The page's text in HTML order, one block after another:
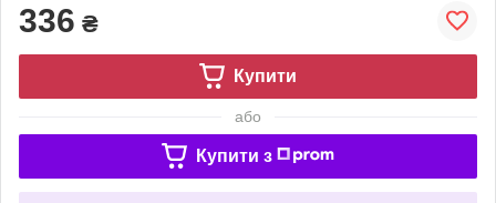
336 ₴
Купити
або
Купити з